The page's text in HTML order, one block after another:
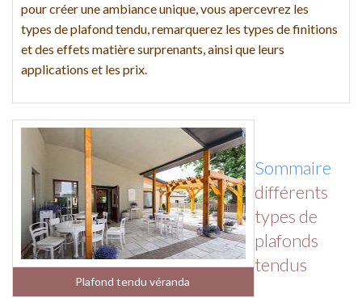
pour créer une ambiance unique, vous apercevrez les
types de plafond tendu, remarquerez les types de finitions
et des effets matière surprenants, ainsi que leurs
applications et les prix.
Plafond tendu véranda
Sommaire
différents
types de
plafonds
tendus